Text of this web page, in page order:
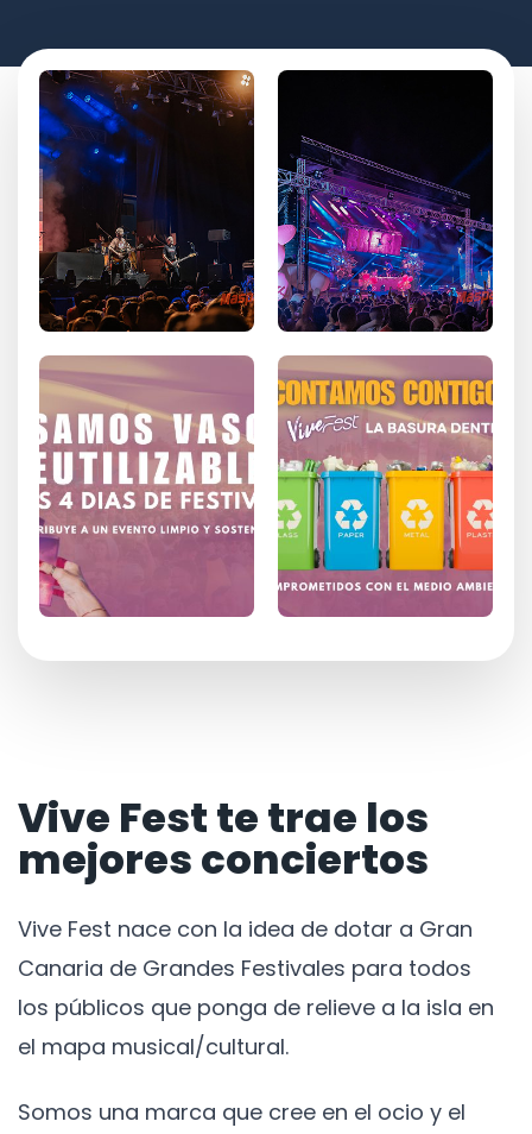
Vive Fest te trae los
mejores conciertos
Vive Fest nace con la idea de dotar a Gran
Canaria de Grandes Festivales para todos
los públicos que ponga de relieve a la isla en
el mapa musical/cultural.
Somos una marca que cree en el ocio y el